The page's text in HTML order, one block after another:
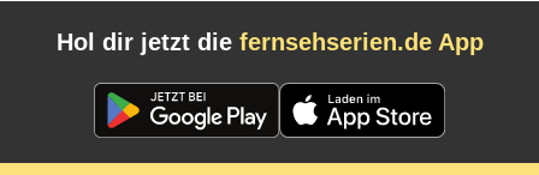
Hol dir jetzt die fernsehserien.de App